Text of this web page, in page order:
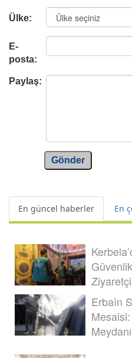
Ülke:
E-
posta:
Paylaş:
Gönder
En güncel haberler En
Erbaîn